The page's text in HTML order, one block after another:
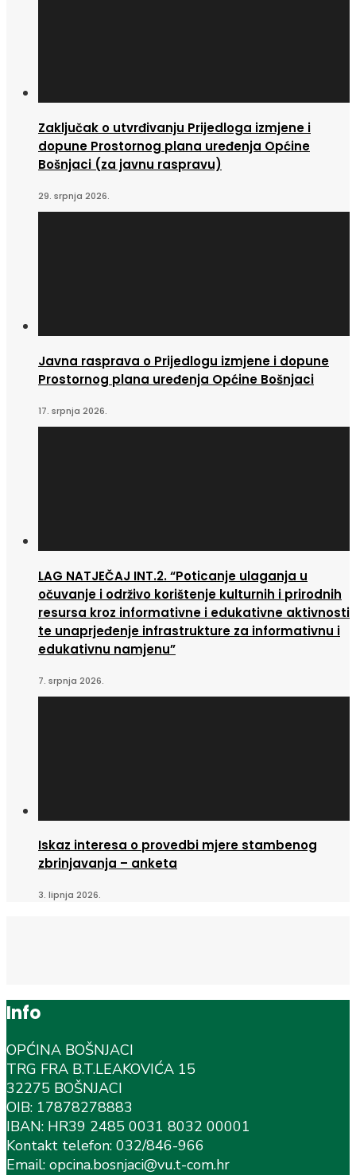
Zaključak o utvrđivanju Prijedloga izmjene i
dopune Prostornog plana uređenja Općine
Bošnjaci (za javnu raspravu)
29. srpnja 2026.
Javna rasprava o Prijedlogu izmjene i dopune
Prostornog plana uređenja Općine Bošnjaci
17. srpnja 2026.
LAG NATJEČAJ INT.2. “Poticanje ulaganja u
očuvanje i održivo korištenje kulturnih i prirodnih
resursa kroz informativne i edukativne aktivnosti
te unaprjeđenje infrastrukture za informativnu i
edukativnu namjenu”
7. srpnja 2026.
Iskaz interesa o provedbi mjere stambenog
zbrinjavanja – anketa
3. lipnja 2026.
Info
OPĆINA BOŠNJACI
TRG FRA B.T.LEAKOVIĆA 15
32275 BOŠNJACI
OIB: 17878278883
IBAN: HR39 2485 0031 8032 00001
Kontakt telefon: 032/846-966
Email: opcina.bosnjaci@vu.t-com.hr